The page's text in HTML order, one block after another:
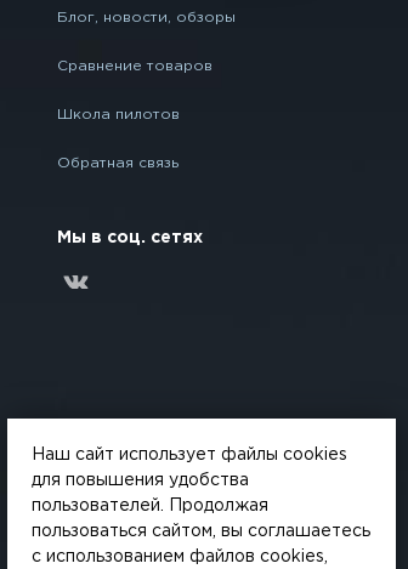
Блог, новости, обзоры
Сравнение товаров
Школа пилотов
Обратная связь
Мы в соц. сетях
Наш сайт использует файлы cookies
для повышения удобства
пользователей. Продолжая
пользоваться сайтом, вы соглашаетесь
с использованием файлов cookies,